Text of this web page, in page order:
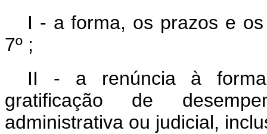
I - a forma, os prazos e
7º ;
II - a renúncia à
gratificação de
administrativa ou judicial,